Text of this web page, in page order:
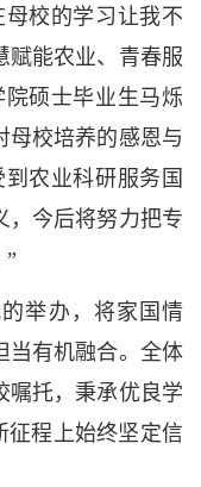
校的学习让我不
赋能农业、青春服
硕士毕业生马烁
母校培养的感恩与
农业科研服务国
，今后将努力把专
举办，将家国情
当有机融合。全体
嘱托，秉承优良学
征程上始终坚定信